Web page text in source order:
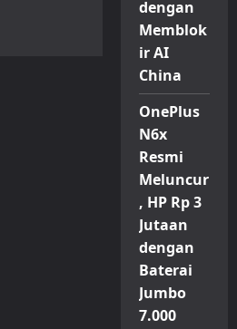
dengan
Memblok
ir AI
China
OnePlus
N6x
Resmi
Meluncur
, HP Rp 3
Jutaan
dengan
Baterai
Jumbo
7.000